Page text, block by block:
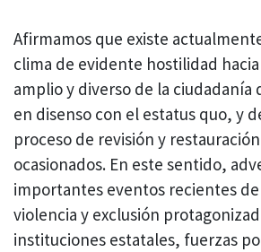
Afirmamos que existe
clima de evidente hostilidad
amplio y diverso de la ciudadanía
en disenso con el estatus quo, y
proceso de revisión y
ocasionados. En este sentido,
importantes eventos recientes
violencia y exclusión
instituciones estatales, fuerzas